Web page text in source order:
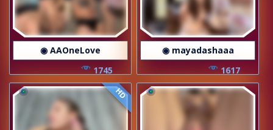
◉ AAOneLove
1745
◉ mayadashaaa
1617
HD